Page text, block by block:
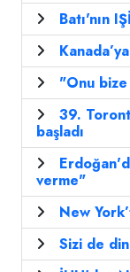
Batı'nın
"Onu
39.
başladı
verme"
New
Sizi de